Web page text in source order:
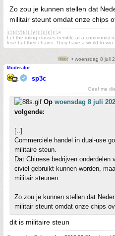
Zo zou je kunnen stellen dat
militair steunt omdat onze chips
🇨🇳🇻🇳🇱🇦🇨🇺🇰🇵☭
Let the ruling classes tremble at a communist
lose but their chains. They have a world to win.
• woensdag 8 juli
Moderator
sp3c
Geef me
Op woensdag 8 juli
volgende:
[..]
Commerciële handel in dual-use
militaire steun.
Dat Chinese bedrijven onderdelen
civiel gebruikt kunnen worden,
militair steunen.
Zo zou je kunnen stellen dat
militair steunt omdat onze chips
dit is militaire steun